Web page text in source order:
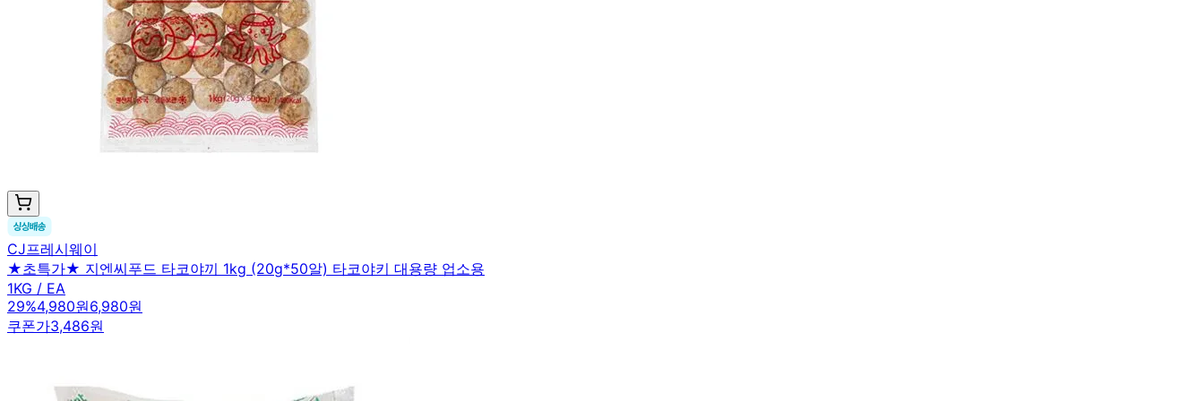
CJ프레시웨이
★초특가★ 지엔씨푸드 타코야끼 1kg (20g*50알) 타코야키 대용량 업소용
1KG / EA
29%4,980원6,980원
쿠폰가3,486원